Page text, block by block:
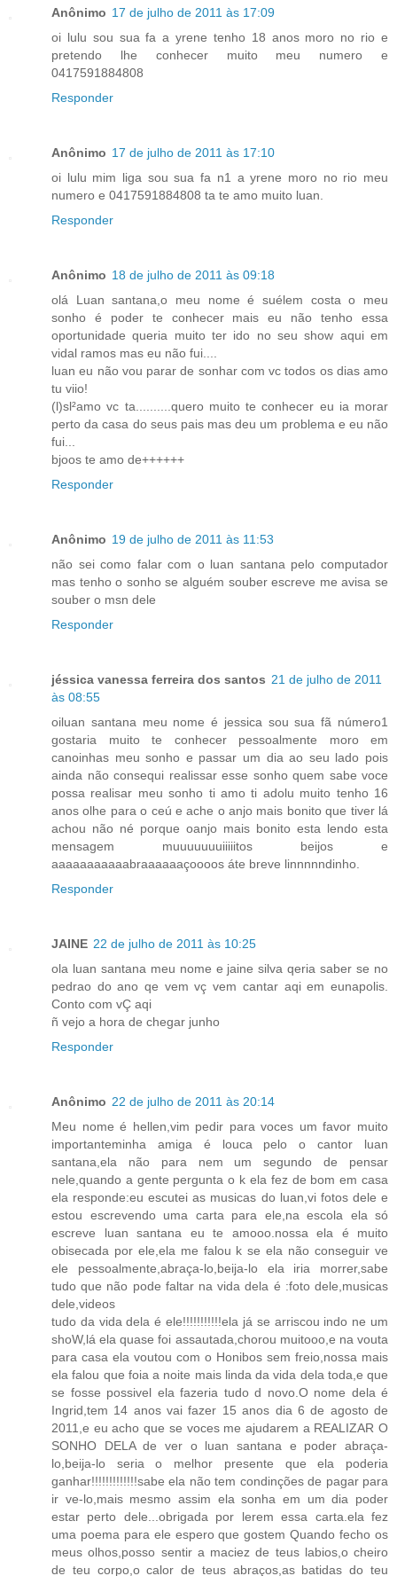
Anônimo 17 de julho de 2011 às 17:09
oi lulu sou sua fa a yrene tenho 18 anos moro no rio e
pretendo lhe conhecer muito meu numero e
0417591884808
Responder
Anônimo 17 de julho de 2011 às 17:10
oi lulu mim liga sou sua fa n1 a yrene moro no rio meu
numero e 0417591884808 ta te amo muito luan.
Responder
Anônimo 18 de julho de 2011 às 09:18
olá Luan santana,o meu nome é suélem costa o meu
sonho é poder te conhecer mais eu não tenho essa
oportunidade queria muito ter ido no seu show aqui em
vidal ramos mas eu não fui....
luan eu não vou parar de sonhar com vc todos os dias amo
tu viio!
(l)sl²amo vc ta..........quero muito te conhecer eu ia morar
perto da casa do seus pais mas deu um problema e eu não
fui...
bjoos te amo de++++++
Responder
Anônimo 19 de julho de 2011 às 11:53
não sei como falar com o luan santana pelo computador
mas tenho o sonho se alguém souber escreve me avisa se
souber o msn dele
Responder
jéssica vanessa ferreira dos santos 21 de julho de 2011
às 08:55
oiluan santana meu nome é jessica sou sua fã número1
gostaria muito te conhecer pessoalmente moro em
canoinhas meu sonho e passar um dia ao seu lado pois
ainda não consequi realissar esse sonho quem sabe voce
possa realisar meu sonho ti amo ti adolu muito tenho 16
anos olhe para o ceú e ache o anjo mais bonito que tiver lá
achou não né porque oanjo mais bonito esta lendo esta
mensagem muuuuuuuiiiiitos beijos e
aaaaaaaaaaabraaaaaaçoooos áte breve linnnnndinho.
Responder
JAINE 22 de julho de 2011 às 10:25
ola luan santana meu nome e jaine silva qeria saber se no
pedrao do ano qe vem vç vem cantar aqi em eunapolis.
Conto com vÇ aqi
ñ vejo a hora de chegar junho
Responder
Anônimo 22 de julho de 2011 às 20:14
Meu nome é hellen,vim pedir para voces um favor muito
importanteminha amiga é louca pelo o cantor luan
santana,ela não para nem um segundo de pensar
nele,quando a gente pergunta o k ela fez de bom em casa
ela responde:eu escutei as musicas do luan,vi fotos dele e
estou escrevendo uma carta para ele,na escola ela só
escreve luan santana eu te amooo.nossa ela é muito
obisecada por ele,ela me falou k se ela não conseguir ve
ele pessoalmente,abraça-lo,beija-lo ela iria morrer,sabe
tudo que não pode faltar na vida dela é :foto dele,musicas
dele,videos
tudo da vida dela é ele!!!!!!!!!!!ela já se arriscou indo ne um
shoW,lá ela quase foi assautada,chorou muitooo,e na vouta
para casa ela voutou com o Honibos sem freio,nossa mais
ela falou que foia a noite mais linda da vida dela toda,e que
se fosse possivel ela fazeria tudo d novo.O nome dela é
Ingrid,tem 14 anos vai fazer 15 anos dia 6 de agosto de
2011,e eu acho que se voces me ajudarem a REALIZAR O
SONHO DELA de ver o luan santana e poder abraça-
lo,beija-lo seria o melhor presente que ela poderia
ganhar!!!!!!!!!!!!!sabe ela não tem condinções de pagar para
ir ve-lo,mais mesmo assim ela sonha em um dia poder
estar perto dele...obrigada por lerem essa carta.ela fez
uma poema para ele espero que gostem Quando fecho os
meus olhos,posso sentir a maciez de teus labios,o cheiro
de teu corpo,o calor de teus abraços,as batidas do teu